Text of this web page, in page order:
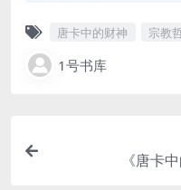
唐卡中的财神 宗教
1号书库
《唐卡